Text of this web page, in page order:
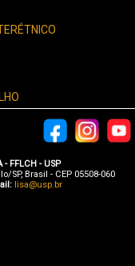
FFLCH - USP
SP, Brasil - CEP 05508-060
lisa@usp.br